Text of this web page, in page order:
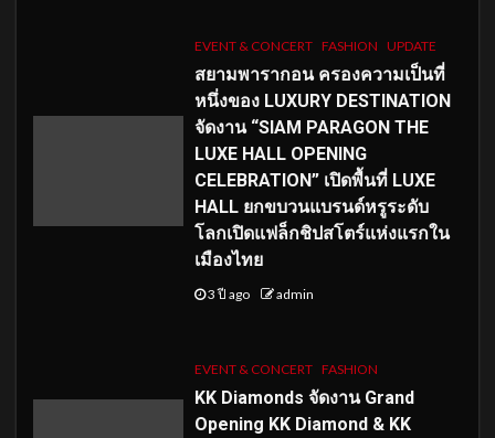
EVENT & CONCERT FASHION UPDATE
สยามพารากอน ครองความเป็นที่
หนึ่งของ LUXURY DESTINATION
จัดงาน “SIAM PARAGON THE
LUXE HALL OPENING
CELEBRATION” เปิดพื้นที่ LUXE
HALL ยกขบวนแบรนด์หรูระดับ
โลกเปิดแฟล็กชิปสโตร์แห่งแรกใน
เมืองไทย
3 ปี ago admin
EVENT & CONCERT FASHION
KK Diamonds จัดงาน Grand
Opening KK Diamond & KK